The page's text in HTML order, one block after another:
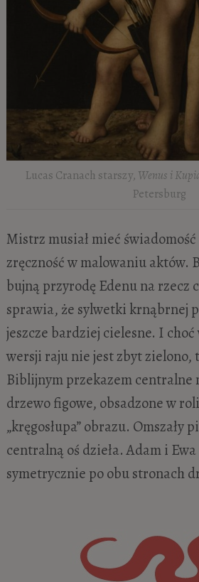
Lucas Cranach starszy, Wenus i
Petersburg
Mistrz musiał mieć
zręczność w malowaniu aktów.
bujną przyrodę Edenu na rzecz
sprawia, że sylwetki krnąbrnej
jeszcze bardziej cielesne. I
wersji raju nie jest zbyt zielono,
Biblijnym przekazem centralne
drzewo figowe, obsadzone w
„kręgosłupa” obrazu. Omszały
centralną oś dzieła. Adam i
symetrycznie po obu stronach